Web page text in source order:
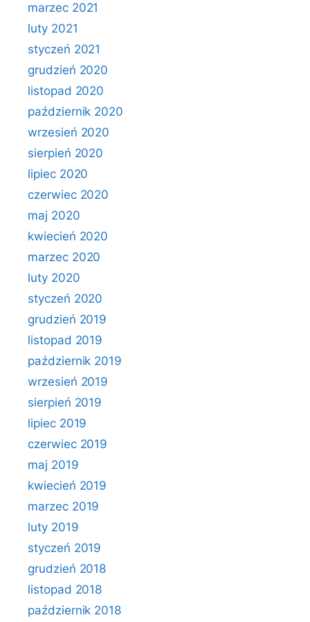
marzec 2021
luty 2021
styczeń 2021
grudzień 2020
listopad 2020
październik 2020
wrzesień 2020
sierpień 2020
lipiec 2020
czerwiec 2020
maj 2020
kwiecień 2020
marzec 2020
luty 2020
styczeń 2020
grudzień 2019
listopad 2019
październik 2019
wrzesień 2019
sierpień 2019
lipiec 2019
czerwiec 2019
maj 2019
kwiecień 2019
marzec 2019
luty 2019
styczeń 2019
grudzień 2018
listopad 2018
październik 2018